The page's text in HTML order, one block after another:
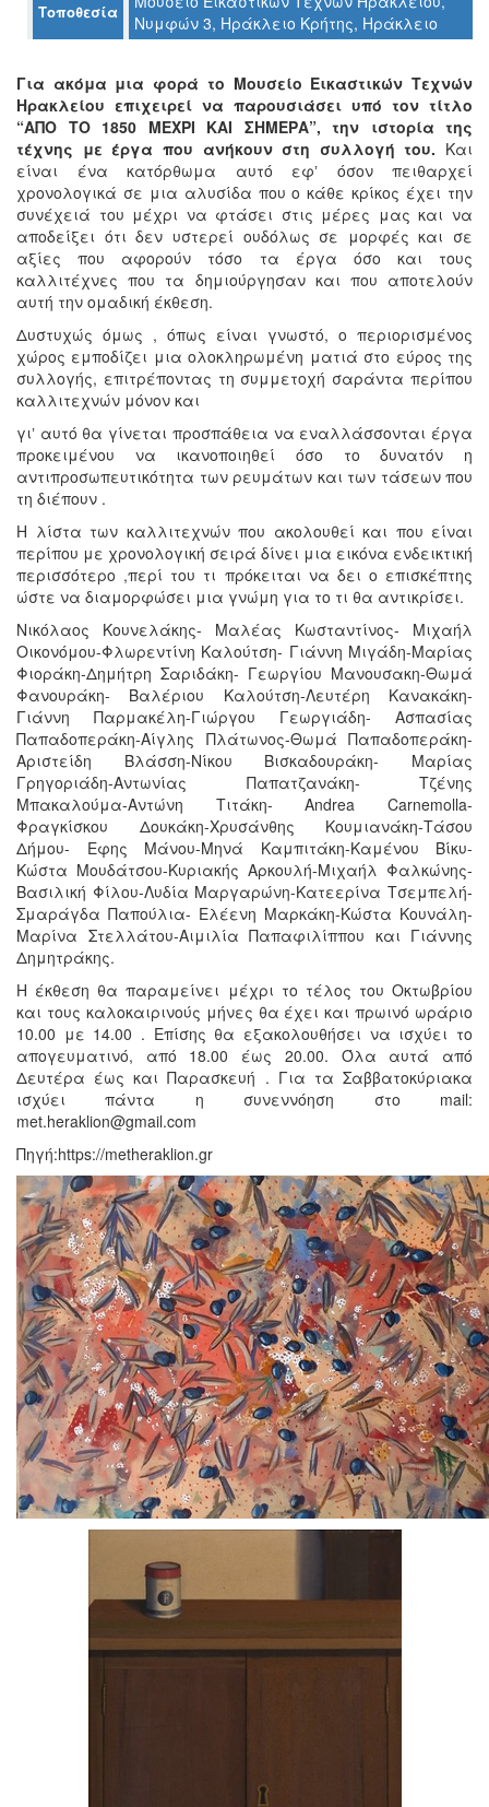
ΤΟΠΟΣ
ΔΗΜΟΣ
ΠΟΛΙΤΙΣΜΟΣ
ΑΝΘΕΚΤΙΚΗ
ΠΟΛΗ
Τοποθεσία
Νυμφών 3, Ηράκλειο Κρήτης, Ηράκλειο
Για ακόμα μια φορά το Μουσείο Εικαστικών Τεχνών
Ηρακλείου επιχειρεί να παρουσιάσει υπό τον τίτλο
“ΑΠΟ ΤΟ 1850 ΜΕΧΡΙ ΚΑΙ ΣΗΜΕΡΑ”, την ιστορία της
τέχνης με έργα που ανήκουν στη συλλογή του. Και
είναι ένα κατόρθωμα αυτό εφʼ όσον πειθαρχεί
χρονολογικά σε μια αλυσίδα που ο κάθε κρίκος έχει την
συνέχειά του μέχρι να φτάσει στις μέρες μας και να
αποδείξει ότι δεν υστερεί ουδόλως σε μορφές και σε
αξίες που αφορούν τόσο τα έργα όσο και τους
καλλιτέχνες που τα δημιούργησαν και που αποτελούν
αυτή την ομαδική έκθεση.
Δυστυχώς όμως , όπως είναι γνωστό, ο περιορισμένος
χώρος εμποδίζει μια ολοκληρωμένη ματιά στο εύρος της
συλλογής, επιτρέποντας τη συμμετοχή σαράντα περίπου
καλλιτεχνών μόνον και
γιʼ αυτό θα γίνεται προσπάθεια να εναλλάσσονται έργα
προκειμένου να ικανοποιηθεί όσο το δυνατόν η
αντιπροσωπευτικότητα των ρευμάτων και των τάσεων που
τη διέπουν .
Η λίστα των καλλιτεχνών που ακολουθεί και που είναι
περίπου με χρονολογική σειρά δίνει μια εικόνα ενδεικτική
περισσότερο ,περί του τι πρόκειται να δει ο επισκέπτης
ώστε να διαμορφώσει μια γνώμη για το τι θα αντικρίσει.
Νικόλαος Κουνελάκης- Μαλέας Κωσταντίνος- Μιχαήλ
Οικονόμου-Φλωρεντίνη Καλούτση- Γιάννη Μιγάδη-Μαρίας
Φιοράκη-Δημήτρη Σαριδάκη- Γεωργίου Μανουσακη-Θωμά
Φανουράκη- Βαλέριου Καλούτση-Λευτέρη Κανακάκη-
Γιάννη Παρμακέλη-Γιώργου Γεωργιάδη- Ασπασίας
Παπαδοπεράκη-Αίγλης Πλάτωνος-Θωμά Παπαδοπεράκη-
Αριστείδη Βλάσση-Νίκου Βισκαδουράκη- Μαρίας
Γρηγοριάδη-Αντωνίας Παπατζανάκη- Τζένης
Μπακαλούμα-Αντώνη Τιτάκη- Andrea Carnemolla-
Φραγκίσκου Δουκάκη-Χρυσάνθης Κουμιανάκη-Τάσου
Δήμου- Εφης Μάνου-Μηνά Καμπιτάκη-Καμένου Βίκυ-
Κώστα Μουδάτσου-Κυριακής Αρκουλή-Μιχαήλ Φαλκώνης-
Βασιλική Φίλου-Λυδία Μαργαρώνη-Κατεερίνα Τσεμπελή-
Σμαράγδα Παπούλια- Ελέενη Μαρκάκη-Κώστα Κουνάλη-
Μαρίνα Στελλάτου-Αιμιλία Παπαφιλίππου και Γιάννης
Δημητράκης.
Η έκθεση θα παραμείνει μέχρι το τέλος του Οκτωβρίου
και τους καλοκαιρινούς μήνες θα έχει και πρωινό ωράριο
10.00 με 14.00 . Επίσης θα εξακολουθήσει να ισχύει το
απογευματινό, από 18.00 έως 20.00. Όλα αυτά από
Δευτέρα έως και Παρασκευή . Για τα Σαββατοκύριακα
ισχύει πάντα η συνεννόηση στο mail:
met.heraklion@gmail.com
Πηγή:https://metheraklion.gr